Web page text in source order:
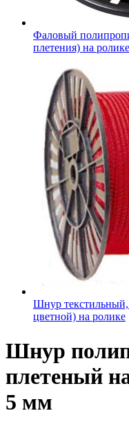
Фаловый
плетения) на ролике
Шнур
цветной) на ролике
Шнур
плетеный
5 мм